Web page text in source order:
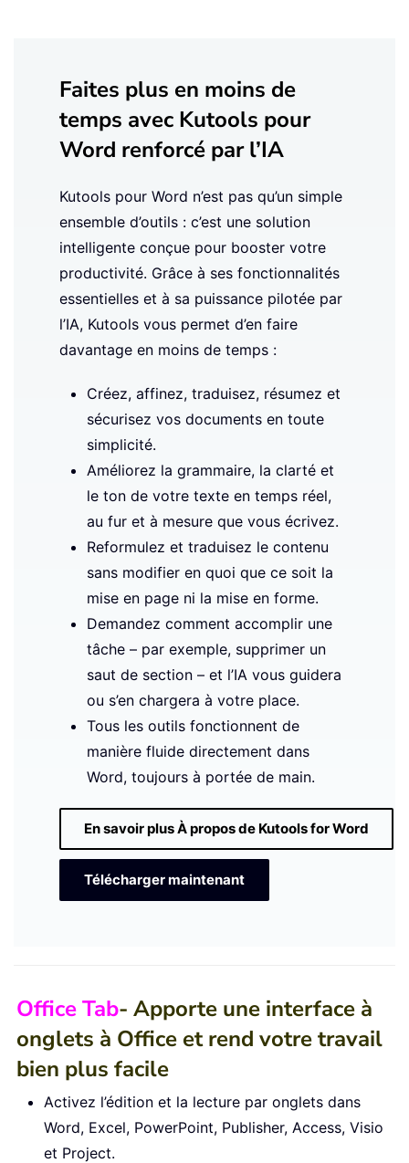
Faites plus en moins de
temps avec Kutools pour
Word renforcé par l’IA
Kutools pour Word n’est pas qu’un simple
ensemble d’outils : c’est une solution
intelligente conçue pour booster votre
productivité. Grâce à ses fonctionnalités
essentielles et à sa puissance pilotée par
l’IA, Kutools vous permet d’en faire
davantage en moins de temps :
Créez, affinez, traduisez, résumez et
sécurisez vos documents en toute
simplicité.
Améliorez la grammaire, la clarté et
le ton de votre texte en temps réel,
au fur et à mesure que vous écrivez.
Reformulez et traduisez le contenu
sans modifier en quoi que ce soit la
mise en page ni la mise en forme.
Demandez comment accomplir une
tâche – par exemple, supprimer un
saut de section – et l’IA vous guidera
ou s’en chargera à votre place.
Tous les outils fonctionnent de
manière fluide directement dans
Word, toujours à portée de main.
En savoir plus À propos de Kutools for Word
Télécharger maintenant
Office Tab- Apporte une interface à
onglets à Office et rend votre travail
bien plus facile
Activez l’édition et la lecture par onglets dans
Word, Excel, PowerPoint, Publisher, Access, Visio
et Project.